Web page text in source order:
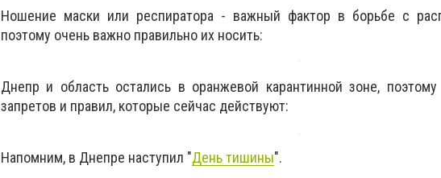
Ношение маски или респиратора - важный фактор в борьбе с
поэтому очень важно правильно их носить:
Днепр и область остались в оранжевой карантинной зоне,
запретов и правил, которые сейчас действуют:
Напомним, в Днепре наступил "День тишины".